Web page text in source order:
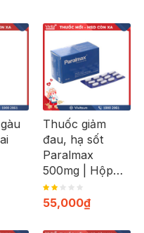
Thuốc giảm
đau, hạ sốt
Paralmax
500mg | Hộp
120 viên
55,000₫